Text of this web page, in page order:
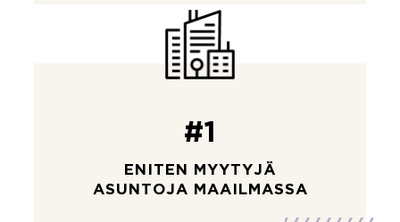
#1
ENITEN MYYTYJÄ
ASUNTOJA MAAILMASSA